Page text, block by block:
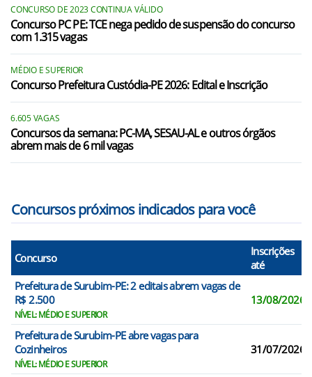
Riachão do Bacamarte/PB
Salgado de São Félix/PB
Umbuzeiro/PB
Aliança/PE
Araçoiaba/PE
CONCURSO DE 2023 CONTINUA VÁLIDO
Concurso PC PE: TCE nega pedido de suspensão do concurso
com 1.315 vagas
MÉDIO E SUPERIOR
Concurso Prefeitura Custódia-PE 2026: Edital e Inscrição
6.605 VAGAS
Concursos da semana: PC-MA, SESAU-AL e outros órgãos
abrem mais de 6 mil vagas
Concursos próximos indicados para você
Concurso
Inscrições
até
Prefeitura de Surubim-PE: 2 editais abrem vagas de
R$ 2.500
NÍVEL: MÉDIO E SUPERIOR
13/08/2026
Prefeitura de Surubim-PE abre vagas para
Cozinheiros
NÍVEL: MÉDIO E SUPERIOR
31/07/2026